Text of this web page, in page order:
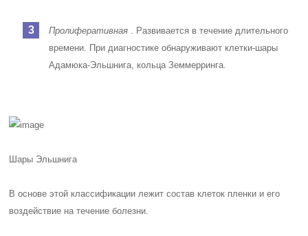
Пролиферативная . Развивается в течение длительного
времени. При диагностике обнаруживают клетки-шары
Адамюка-Эльшнига, кольца Земмерринга.
Шары Эльшнига
В основе этой классификации лежит состав клеток пленки и его
воздействие на течение болезни.